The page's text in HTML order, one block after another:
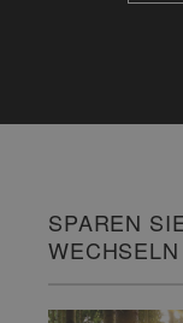
SPAREN